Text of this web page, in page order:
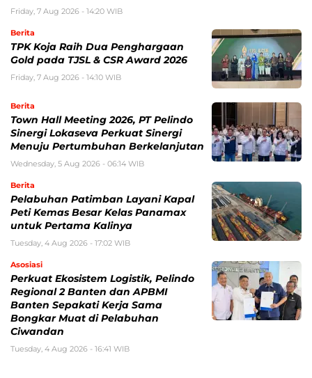
Friday, 7 Aug 2026 - 14:20 WIB
Berita
TPK Koja Raih Dua Penghargaan
Gold pada TJSL & CSR Award 2026
Friday, 7 Aug 2026 - 14:10 WIB
Berita
Town Hall Meeting 2026, PT Pelindo
Sinergi Lokaseva Perkuat Sinergi
Menuju Pertumbuhan Berkelanjutan
Wednesday, 5 Aug 2026 - 06:14 WIB
Berita
Pelabuhan Patimban Layani Kapal
Peti Kemas Besar Kelas Panamax
untuk Pertama Kalinya
Tuesday, 4 Aug 2026 - 17:02 WIB
Asosiasi
Perkuat Ekosistem Logistik, Pelindo
Regional 2 Banten dan APBMI
Banten Sepakati Kerja Sama
Bongkar Muat di Pelabuhan
Ciwandan
Tuesday, 4 Aug 2026 - 16:41 WIB